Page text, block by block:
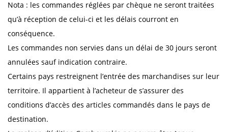
Nota : les commandes réglées par chèque ne seront traitées
qu’à réception de celui-ci et les délais courront en
conséquence.
Les commandes non servies dans un délai de 30 jours seront
annulées sauf indication contraire.
Certains pays restreignent l’entrée des marchandises sur leur
territoire. Il appartient à l’acheteur de s’assurer des
conditions d’accès des articles commandés dans le pays de
destination.